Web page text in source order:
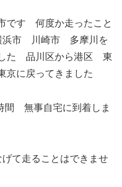
です 何度か走ったこと
浜市 川崎市 多摩川を
た 品川区から港区 東
京に戻ってきました
間 無事自宅に到着しま
て走ることはできませ